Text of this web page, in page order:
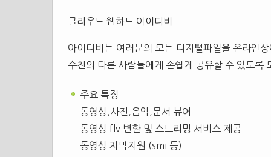
클라우드 웹하드 아이디비
아이디비는 여러분의 모든 디지털파일을 온라인
수천의 다른 사람들에게 손쉽게 공유할 수 있도록
주요 특징
동영상,사진,음악,문서 뷰어
동영상 flv 변환 및 스트리밍 서비스 제공
동영상 자막지원 (smi 등)